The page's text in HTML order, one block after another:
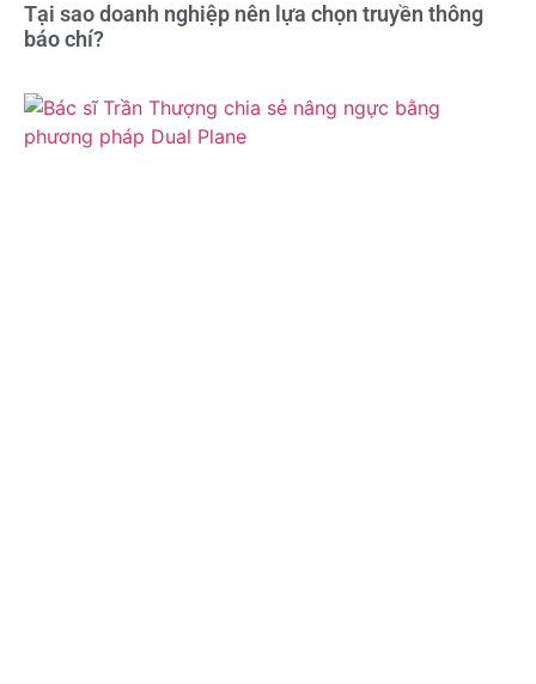
Tại sao doanh nghiệp nên lựa chọn truyền thông
báo chí?